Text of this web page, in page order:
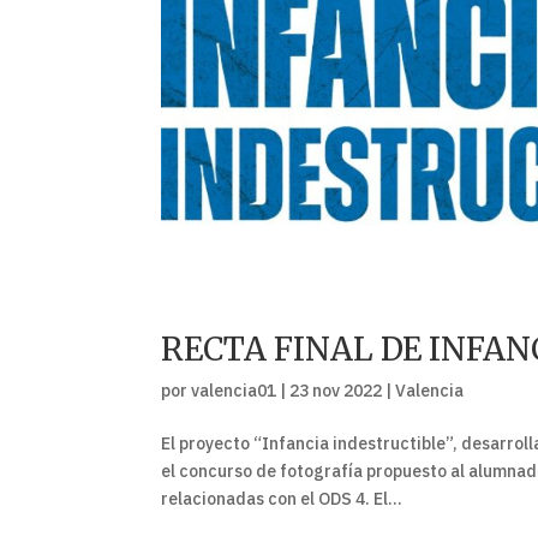
RECTA FINAL DE
porvalencia01 | 23 nov 2022 |Valencia
El proyecto “Infancia indestructible”,
el concurso de fotografía propuesto al
relacionadas con el ODS 4. El...